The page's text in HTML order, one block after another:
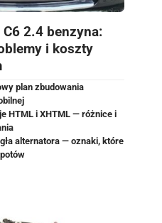
2.4 benzyna:
i koszty
plan zbudowania
HTML i XHTML — różnice i
alternatora — oznaki, które